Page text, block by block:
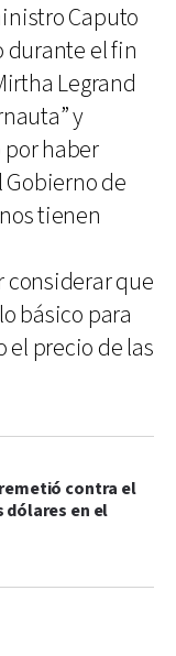
Caputo
durante el fin
Legrand
y
haber
de
tienen
considerar que
básico para
el precio de las
contra el
dólares en el